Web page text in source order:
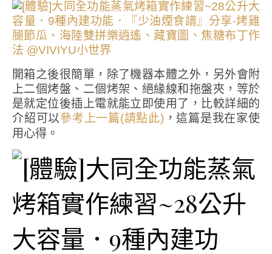
開箱之後很簡單，除了機器本體之外，另外會附
上二個烤盤、二個烤架、絕緣線和拖盤夾，等於
是就定位後插上電就能立即使用了，比較詳細的
介紹可以參考上一篇(請點此) ，這篇是我在家使
用心得。